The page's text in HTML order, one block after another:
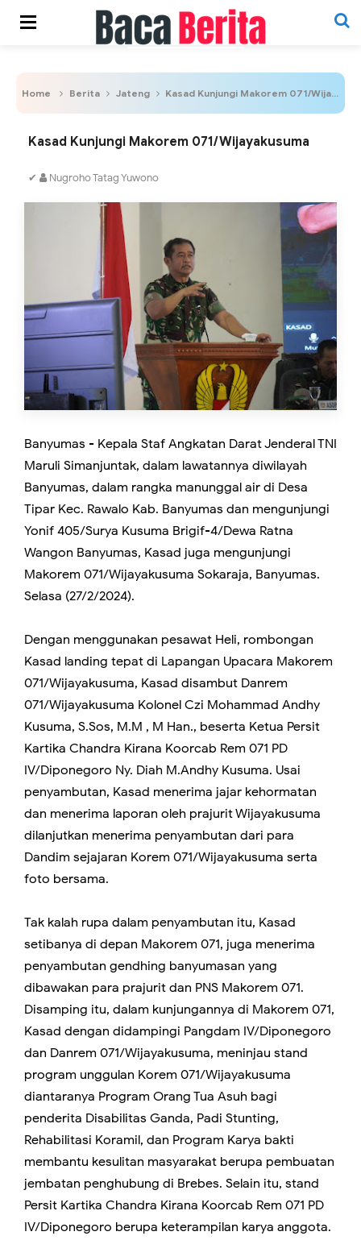
Home Berita Jateng Kasad Kunjungi Makorem 071/Wijayakusuma
Kasad Kunjungi Makorem 071/Wijayakusuma
✔ Nugroho Tatag Yuwono
Banyumas - Kepala Staf Angkatan Darat Jenderal TNI
Maruli Simanjuntak, dalam lawatannya diwilayah
Banyumas, dalam rangka manunggal air di Desa
Tipar Kec. Rawalo Kab. Banyumas dan mengunjungi
Yonif 405/Surya Kusuma Brigif-4/Dewa Ratna
Wangon Banyumas, Kasad juga mengunjungi
Makorem 071/Wijayakusuma Sokaraja, Banyumas.
Selasa (27/2/2024).
Dengan menggunakan pesawat Heli, rombongan
Kasad landing tepat di Lapangan Upacara Makorem
071/Wijayakusuma, Kasad disambut Danrem
071/Wijayakusuma Kolonel Czi Mohammad Andhy
Kusuma, S.Sos, M.M , M Han., beserta Ketua Persit
Kartika Chandra Kirana Koorcab Rem 071 PD
IV/Diponegoro Ny. Diah M.Andhy Kusuma. Usai
penyambutan, Kasad menerima jajar kehormatan
dan menerima laporan oleh prajurit Wijayakusuma
dilanjutkan menerima penyambutan dari para
Dandim sejajaran Korem 071/Wijayakusuma serta
foto bersama.
Tak kalah rupa dalam penyambutan itu, Kasad
setibanya di depan Makorem 071, juga menerima
penyambutan gendhing banyumasan yang
dibawakan para prajurit dan PNS Makorem 071.
Disamping itu, dalam kunjungannya di Makorem 071,
Kasad dengan didampingi Pangdam IV/Diponegoro
dan Danrem 071/Wijayakusuma, meninjau stand
program unggulan Korem 071/Wijayakusuma
diantaranya Program Orang Tua Asuh bagi
penderita Disabilitas Ganda, Padi Stunting,
Rehabilitasi Koramil, dan Program Karya bakti
membantu kesulitan masyarakat berupa pembuatan
jembatan penghubung di Brebes. Selain itu, stand
Persit Kartika Chandra Kirana Koorcab Rem 071 PD
IV/Diponegoro berupa keterampilan karya anggota.